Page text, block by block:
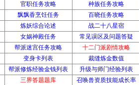
官职任务攻略
种族任务攻略
飘飘香烹饪任务
百晓任务攻略
炼妖综合论述
战二十八星宿
女娲神殿任务
常见误区及问题答疑
帮派迷宫任务攻略
十二门派剧情攻略
变身卡列表
裁缝炼金数值
帮派修炼经验金钱列表
升级与师门经验列表
三界答题题库
召唤兽资质技能成长率